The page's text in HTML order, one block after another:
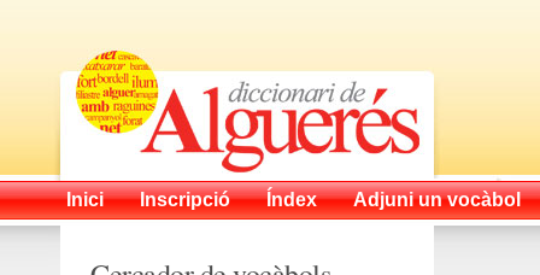
Inici Inscripció Índex Adjuni un vocàbol